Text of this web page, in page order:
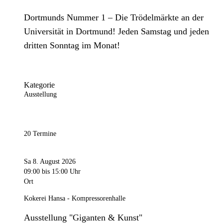
Dortmunds Nummer 1 – Die Trödelmärkte an der
Universität in Dortmund! Jeden Samstag und jeden
dritten Sonntag im Monat!
Kategorie
Ausstellung
20 Termine
Sa 8. August 2026
09:00 bis 15:00 Uhr
Ort
Kokerei Hansa - Kompressorenhalle
Ausstellung "Giganten & Kunst"